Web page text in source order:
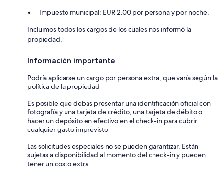
Impuesto municipal: EUR 2.00 por persona y por noche.
Incluimos todos los cargos de los cuales nos informó la
propiedad.
Información importante
Podría aplicarse un cargo por persona extra, que varía según la
política de la propiedad
Es posible que debas presentar una identificación oficial con
fotografía y una tarjeta de crédito, una tarjeta de débito o
hacer un depósito en efectivo en el check-in para cubrir
cualquier gasto imprevisto
Las solicitudes especiales no se pueden garantizar. Están
sujetas a disponibilidad al momento del check-in y pueden
tener un costo extra